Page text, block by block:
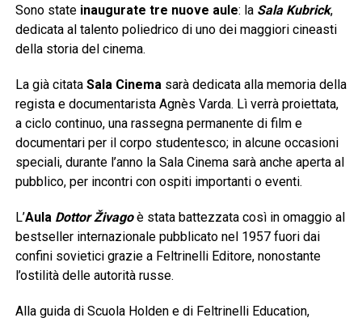
Sono state inaugurate tre nuove aule: la Sala Kubrick,
dedicata al talento poliedrico di uno dei maggiori cineasti
della storia del cinema.
La già citataSala Cinemasarà dedicata alla memoria della
regista e documentarista Agnès Varda. Lì verrà proiettata,
a ciclo continuo, una rassegna permanente di film e
documentari per il corpo studentesco; in alcune occasioni
speciali, durante l’anno la Sala Cinema sarà anche aperta al
pubblico, per incontri con ospiti importanti o eventi.
L’AulaDottor Živagoè stata battezzata così in omaggio al
bestseller internazionale pubblicato nel 1957 fuori dai
confini sovietici grazie a Feltrinelli Editore, nonostante
l’ostilità delle autorità russe.
Alla guida di Scuola Holden e di Feltrinelli Education,